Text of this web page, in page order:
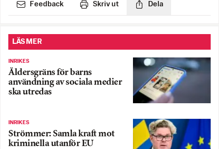
Feedback Skriv ut Dela
LÄS MER
INRIKES
Åldersgräns för barns
användning av sociala medier
ska utredas
INRIKES
Strömmer: Samla kraft mot
kriminella utanför EU